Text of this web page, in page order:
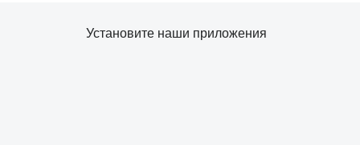
Установите наши приложения